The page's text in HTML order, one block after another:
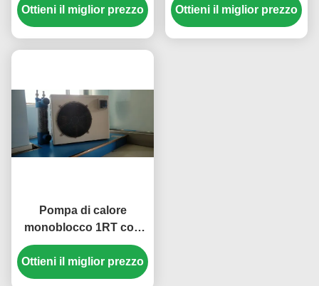
Ottieni il miglior prezzo
3N 380V 50HZ per
riscaldamento ad alta
Ottieni il miglior prezzo
Pompa di calore
monoblocco 1RT con
alimentazione 220 V/50
Hz e design compatto
per il raffreddamento di
Ottieni il miglior prezzo